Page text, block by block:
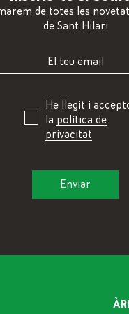
de totes les
de Sant Hilari
He llegit i
la política de
privacitat